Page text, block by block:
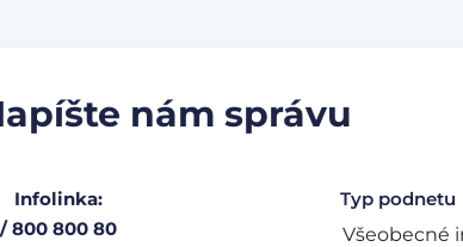
nám správu
Infolinka:
800 800 80
Typ podnetu